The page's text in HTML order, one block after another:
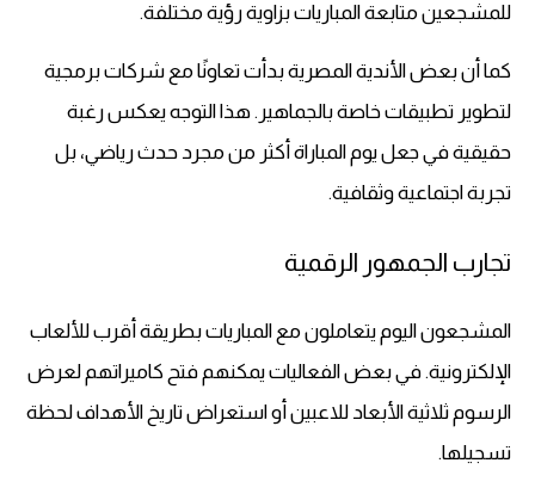
للمشجعين متابعة المباريات بزاوية رؤية مختلفة.
كما أن بعض الأندية المصرية بدأت تعاونًا مع شركات برمجية
لتطوير تطبيقات خاصة بالجماهير. هذا التوجه يعكس رغبة
حقيقية في جعل يوم المباراة أكثر من مجرد حدث رياضي، بل
تجربة اجتماعية وثقافية.
تجارب الجمهور الرقمية
المشجعون اليوم يتعاملون مع المباريات بطريقة أقرب للألعاب
الإلكترونية. في بعض الفعاليات يمكنهم فتح كاميراتهم لعرض
الرسوم ثلاثية الأبعاد للاعبين أو استعراض تاريخ الأهداف لحظة
تسجيلها.